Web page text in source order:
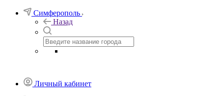
Симферополь
Назад
Личный кабинет